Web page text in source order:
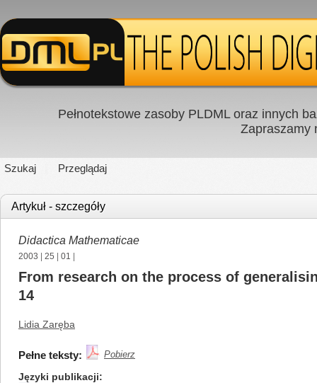
Pełnotekstowe zasoby PLDML oraz innych
Zapraszamy
Szukaj Przeglądaj
Artykuł - szczegóły
Didactica Mathematicae
2003 25 01
From research on the process of
14
Lidia Zaręba
Pełne teksty: Pobierz
Języki publikacji